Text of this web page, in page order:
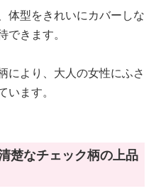
体型をきれいにカバーしな
きます。
により、大人の女性にふさ
ます。
楚なチェック柄の上品